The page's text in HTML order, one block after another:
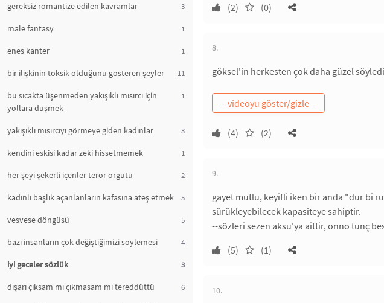
gereksiz romantize edilen kavramlar 3
male fantasy 1
enes kanter 1
bir ilişkinin toksik olduğunu gösteren şeyler 11
bu sıcakta üşenmeden yakışıklı mısırcı için
yollara düşmek
1
yakışıklı mısırcıyı görmeye giden kadınlar 3
kendini eskisi kadar zeki hissetmemek 1
her şeyi şekerli içenler terör örgütü 2
kadınlı başlık açanlanların kafasına ateş etmek 5
vesvese döngüsü 5
bazı insanların çok değiştiğimizi söylemesi 4
iyi geceler sözlük 3
dışarı çıksam mı çıkmasam mı tereddüttü 6
(2) (0)
8.
göksel'in herkesten çok daha güzel
(4) (2)
9.
gayet mutlu, keyifli iken bir anda "dur bi
sürükleyebilecek kapasiteye sahiptir.
--sözleri sezen aksu'ya aittir, onno tunç
(5)
(1)
10.